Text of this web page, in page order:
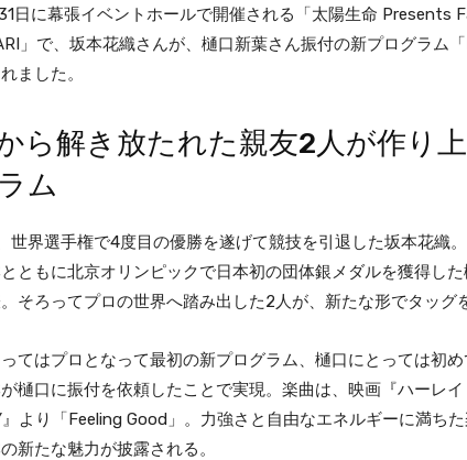
日に幕張イベントホールで開催される「太陽生命 Presents
」で、坂本花織さんが、樋口新葉さん振付の新プログラム
ました。
ら解き放たれた親友2人が作り
ム
世界選手権で4度目の優勝を遂げて競技を引退した坂本花織
ともに北京オリンピックで日本初の団体銀メダルを獲得し
そろってプロの世界へ踏み出した2人が、新たな形でタッグ
てはプロとなって最初の新プログラム、樋口にとっては初
樋口に振付を依頼したことで実現。楽曲は、映画『ハーレ
』より「Feeling Good」。力強さと自由なエネルギーに満ち
新たな魅力が披露される。